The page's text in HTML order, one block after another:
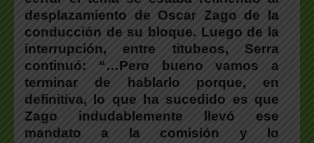
desplazamiento de Oscar Zago de la
conducción de su bloque. Luego de la
interrupción, entre titubeos, Serra
continuó: “…Pero bueno vamos a
terminar de hablarlo porque, en
definitiva, lo que ha sucedido es que
Zago indudablemente llevó ese
mandato a la comisión y lo